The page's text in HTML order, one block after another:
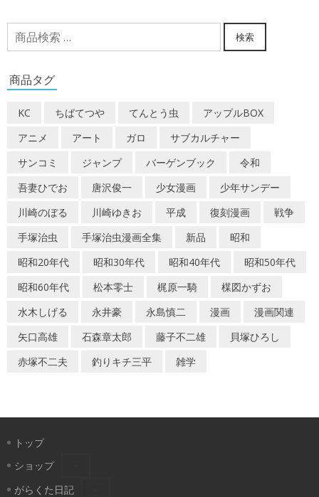
検
索
象:
検索
商品タグ
KC ちばてつや てんとう虫
アップルBOX
アニメ
アート ガロ
サブカルチャー
サンコミ
ジャンプ バーゲンブック
令和
吾妻ひでお
唐沢俊一 少女漫画
少年サンデー
川崎のぼる
川崎ゆきお 平成 復刻漫画
戦争
手塚治虫
手塚治虫漫画全集 新品
昭和
昭和20年代
昭和30年代 昭和40年代
昭和50年代
昭和60年代
松本零士 梶原一騎
楳図かずお
水木しげる
永井豪 永島慎二 漫画
漫画関連
矢口高雄
石森章太郎 藤子不二雄
貝塚ひろし
赤塚不二夫
釣りキチ三平 雑学
トップ
ショップ
がらくた日記